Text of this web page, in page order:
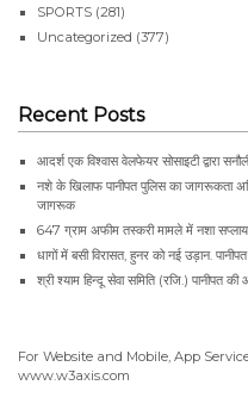
SPORTS (281)
Uncategorized (377)
Recent Posts
आदर्श एक विश्वास वेलफेयर सोसाइटी द्वारा
नशे के खिलाफ पानीपत पुलिस का जागरूकता
जागरूक
647 ग्राम अफीम तस्करी मामले में नशा सप्लायर
धागों में बसी विरासत, हुनर को नई उड़ान.
श्री श्याम हिन्दू सेवा समिति (रजि.) पानीपत
For Website and Mobile, App
www.w3axis.com